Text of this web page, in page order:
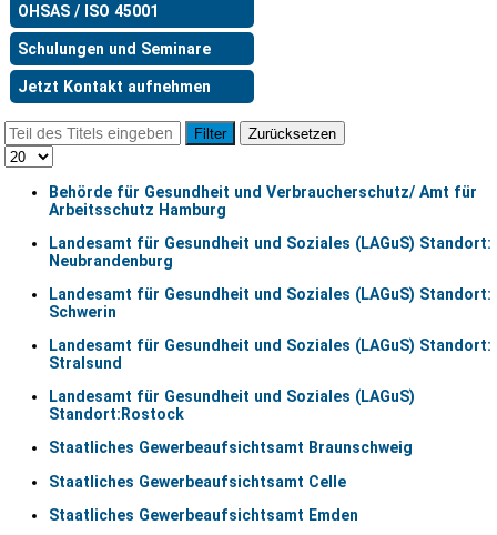
OHSAS / ISO 45001
Schulungen und Seminare
Jetzt Kontakt aufnehmen
Filter Zurücksetzen
Behörde für Gesundheit und Verbraucherschutz/ Amt für
Arbeitsschutz Hamburg
Landesamt für Gesundheit und Soziales (LAGuS) Standort:
Neubrandenburg
Landesamt für Gesundheit und Soziales (LAGuS) Standort:
Schwerin
Landesamt für Gesundheit und Soziales (LAGuS) Standort:
Stralsund
Landesamt für Gesundheit und Soziales (LAGuS)
Standort:Rostock
Staatliches Gewerbeaufsichtsamt Braunschweig
Staatliches Gewerbeaufsichtsamt Celle
Staatliches Gewerbeaufsichtsamt Emden